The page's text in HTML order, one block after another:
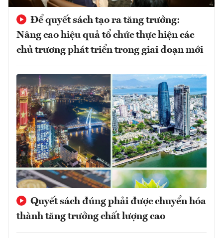
Để quyết sách tạo ra tăng trưởng:
Nâng cao hiệu quả tổ chức thực hiện các
chủ trương phát triển trong giai đoạn mới
Quyết sách đúng phải được chuyển hóa
thành tăng trưởng chất lượng cao